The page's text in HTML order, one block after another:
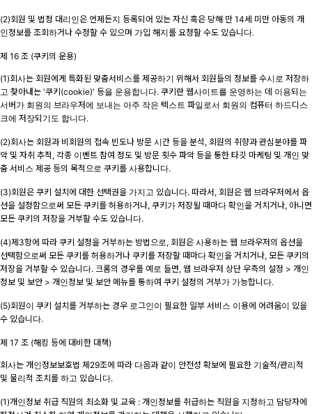
(2)회원 및 법정 대리인은 언제든지 등록되어 있는 자신 혹은 당해 만 14세 미만 아동의 개
인정보를 조회하거나 수정할 수 있으며 가입 해지를 요청할 수도 있습니다.
제 16 조 (쿠키의 운용)
(1)회사는 회원에게 특화된 맞춤서비스를 제공하기 위해서 회원들의 정보를 수시로 저장하
고 찾아내는 '쿠키(cookie)' 등을 운용합니다. 쿠키란 웹사이트를 운영하는 데 이용되는
서버가 회원의 브라우저에 보내는 아주 작은 텍스트 파일로서 회원의 컴퓨터 하드디스
크에 저장되기도 합니다.
(2)회사는 회원과 비회원의 접속 빈도나 방문 시간 등을 분석, 회원의 취향과 관심분야를 파
악 및 자취 추적, 각종 이벤트 참여 정도 및 방문 횟수 파악 등을 통한 타깃 마케팅 및 개인 맞
춤 서비스 제공 등의 목적으로 쿠키를 사용합니다.
(3)회원은 쿠키 설치에 대한 선택권을 가지고 있습니다. 따라서, 회원은 웹 브라우저에서 옵
션을 설정함으로써 모든 쿠키를 허용하거나, 쿠키가 저장될 때마다 확인을 거치거나, 아니면
모든 쿠키의 저장을 거부할 수도 있습니다.
(4)제3항에 따라 쿠키 설정을 거부하는 방법으로, 회원은 사용하는 웹 브라우저의 옵션을
선택함으로써 모든 쿠키를 허용하거나 쿠키를 저장할 때마다 확인을 거치거나, 모든 쿠키의
저장을 거부할 수 있습니다. 크롬의 경우를 예로 들면, 웹 브라우저 상단 우측의 설정 > 개인
정보 및 보안 > 개인정보 및 보안 메뉴를 통하여 쿠키 설정의 거부가 가능합니다.
(5)회원이 쿠키 설치를 거부하는 경우 로그인이 필요한 일부 서비스 이용에 어려움이 있을
수 있습니다.
제 17 조 (해킹 등에 대비한 대책)
회사는 개인정보보호법 제29조에 따라 다음과 같이 안전성 확보에 필요한 기술적/관리적
및 물리적 조치를 하고 있습니다.
(1)개인정보 취급 직원의 최소화 및 교육 : 개인정보를 취급하는 직원을 지정하고 담당자에